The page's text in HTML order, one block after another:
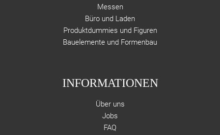
Messen
Büro und Laden
Produktdummies und Figuren
Bauelemente und Formenbau
INFORMATIONEN
Über uns
Jobs
FAQ